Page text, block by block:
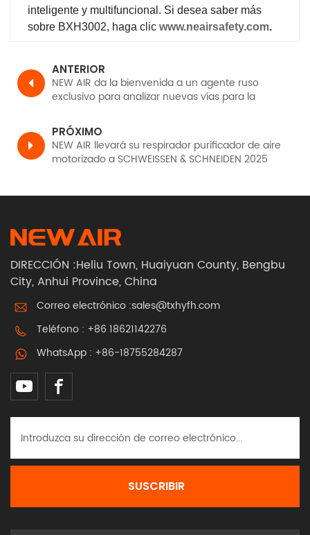
inteligente y multifuncional. Si desea saber más
sobre BXH3002, haga clic www.neairsafety.com.
ANTERIOR
NEW AIR da la bienvenida a un agente ruso
exclusivo para analizar nuevas vías para la
PRÓXIMO
NEW AIR llevará su respirador purificador de aire
motorizado a SCHWEISSEN & SCHNEIDEN 2025
DIRECCIÓN :Heliu Town, Huaiyuan County, Bengbu
City, Anhui Province, China
Correo electrónico :sales@txhyfh.com
Teléfono : +86 18621142276
WhatsApp : +86-18755284287